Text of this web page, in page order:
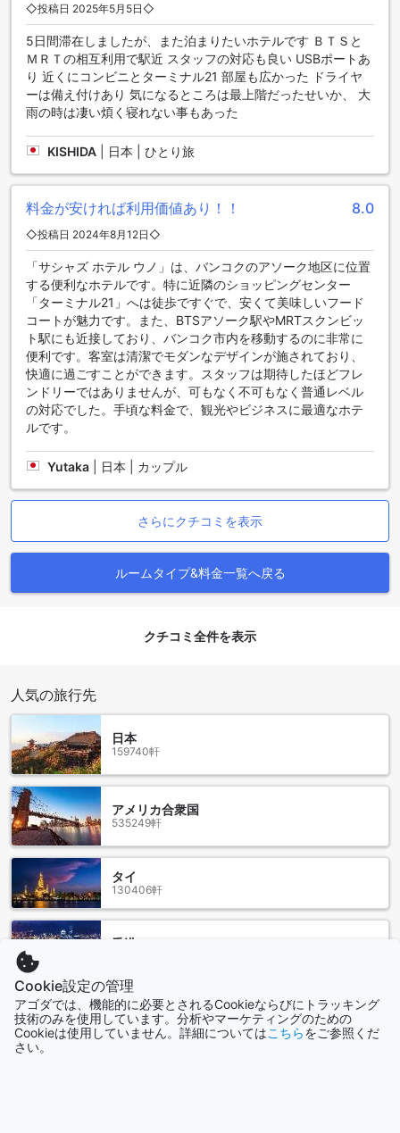
ダイニング施設を提供しています。ホテル内には、美味しい
コーヒーと軽食を楽しめるカフェがあります。朝食には、ホ
テルのレストランで提供されるコンチネンタルブレックファ
ーストが含まれています。毎日のハウスキーピングサービス
も提供されており、清潔で快適な環境で食事を楽しむことが
できます。ホテル内のダイニング施設は、滞在中にお客様を
満足させるための充実したオプションを提供しています。
サシャズ ホテル ウノの多彩な客室タイプで快適な滞在を
多彩な客室タイプをご用意しています。標準ルームは20平方
メートルの広さで、ダブルベッドを備え、シンプルで快適な
滞在を実現します。一方、プレミアルームは32平方メートル
の広さを誇り、キングベッドまたはシングルベッドのいずれ
かを選択でき、よりゆったりとした空間でくつろぐことがで
きます。どちらのタイプも、バンコクでの滞在をより特別な
ものにしてくれるでしょう。 予約はAgodaを通じて行うこと
で、最良の価格を保証し、手間なくスムーズな予約体験をお
楽しみいただけます。お得な料金と安心のサポートで、快適
な旅のスタートをお約束します。
スクンビットエリアの魅力溢れるホテル
す。その中でも、Sacha's Hotel Uno SHAは、魅力的な滞在を
グセンター、ナイトライフスポットがあり、訪れる人々を飽
きさせません。ホテルから徒歩圏内には、スクンビットソイ
こでは、世界各国の料理やバーが集まり、多様な食体験や夜
のエンターテイメントを楽しむことができます。また、ホテ
Hotel Uno SHAは、快適な滞在と便利なアクセスを提供し、バ
バンコクの空港からSacha's Hotel Uno SHAへのアクセス方
法
Sacha's Hotel Uno SHAへのアクセスは非常に便利です。バン
コクにはいくつかの空港がありますが、もっとも便利な空港
はスワンナプーム国際空港です。スワンナプーム国際空港か
らSacha's Hotel Uno SHAまでの距離は約30キロメートルで
す。空港からホテルまでのアクセスはタクシーを利用するの
が最も便利で快適な方法です。タクシーは空港の到着ロビー
で簡単に見つけることができます。また、ホテルまでの所要
時間は交通状況によって異なりますが、通常は45分から1時間
程度です。
もう一つのオプションとしては、スワンナプーム国際空港か
らエアポートレールリンクを利用する方法もあります。エア
で、スクンビット駅で降りることができます。スクンビット
駅からSacha's Hotel Uno SHAまでは徒歩で約10分程度で
す。この方法は交通渋滞を避けることができるため、早朝や
夕方の時間帯に特におすすめです。
Sacha's Hotel Uno SHA周辺のランドマークと観光名所
◇投稿日 2025年5月5日◇
5日間滞在しましたが、また泊まりたいホテルです ＢＴＳと
ＭＲＴの相互利用で駅近 スタッフの対応も良い USBポートあ
り 近くにコンビニとターミナル21 部屋も広かった ドライヤ
ーは備え付けあり 気になるところは最上階だったせいか、 大
雨の時は凄い煩く寝れない事もあった
KISHIDA 日本 | ひとり旅
料金が安ければ利用価値あり！！ 8.0
◇投稿日 2024年8月12日◇
「サシャズ ホテル ウノ」は、バンコクのアソーク地区に位置
する便利なホテルです。特に近隣のショッピングセンター
「ターミナル21」へは徒歩ですぐで、安くて美味しいフード
コートが魅力です。また、BTSアソーク駅やMRTスクンビッ
ト駅にも近接しており、バンコク市内を移動するのに非常に
便利です。客室は清潔でモダンなデザインが施されており、
快適に過ごすことができます。スタッフは期待したほどフレ
ンドリーではありませんが、可もなく不可もなく普通レベル
の対応でした。手頃な料金で、観光やビジネスに最適なホテ
ルです。
Yutaka 日本 | カップル
さらにクチコミを表示
ルームタイプ&料金一覧へ戻る
クチコミ全件を表示
人気の旅行先
日本
159740軒
アメリカ合衆国
535249軒
タイ
130406軒
香港
シンガポール
1506軒
Cookie設定の管理
アゴダでは、機能的に必要とされるCookieならびにトラッキング
技術のみを使用しています。分析やマーケティングのための
Cookieは使用していません。詳細についてはこちらをご参照くだ
さい。